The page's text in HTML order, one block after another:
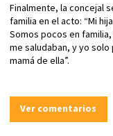
Finalmente, la concejal
familia en el acto: “Mi
Somos pocos en
me saludaban, y yo
mamá de ella”.
Ver comentarios